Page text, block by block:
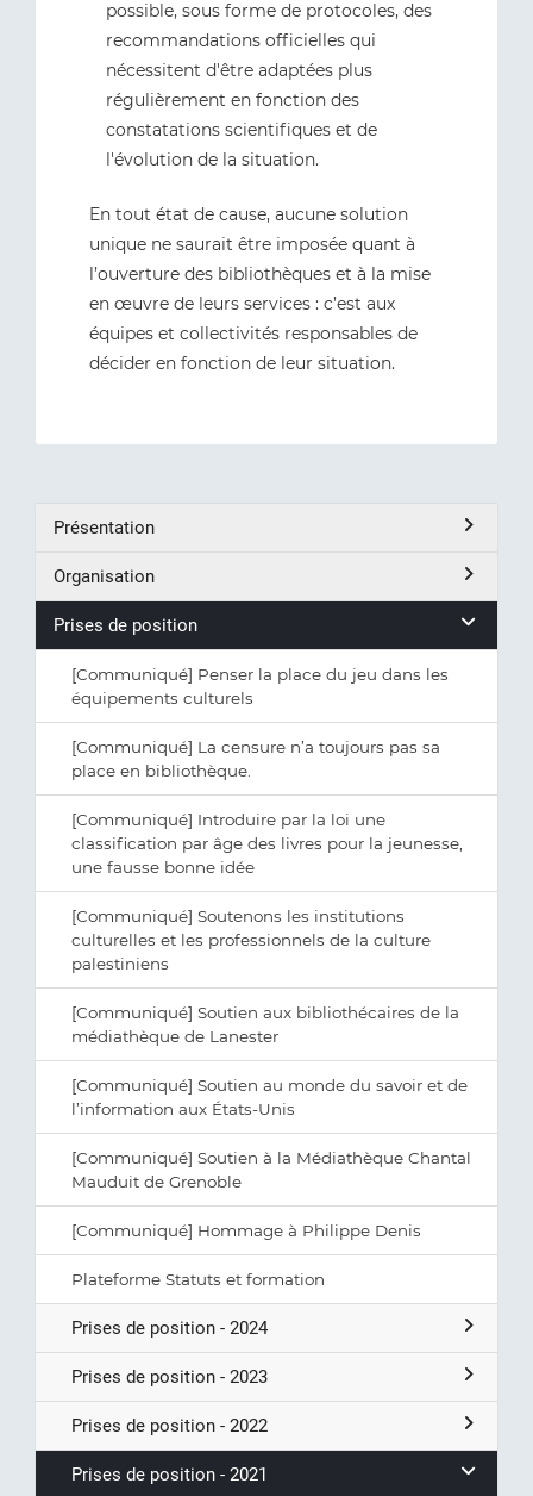
possible, sous forme de protocoles, des
recommandations officielles qui
nécessitent d'être adaptées plus
régulièrement en fonction des
constatations scientifiques et de
l'évolution de la situation.
En tout état de cause, aucune solution
unique ne saurait être imposée quant à
l’ouverture des bibliothèques et à la mise
en œuvre de leurs services : c’est aux
équipes et collectivités responsables de
décider en fonction de leur situation.
Présentation
Organisation
Prises de position
[Communiqué] Penser la place du jeu dans les
équipements culturels
[Communiqué] La censure n’a toujours pas sa
place en bibliothèque.
[Communiqué] Introduire par la loi une
classification par âge des livres pour la jeunesse,
une fausse bonne idée
[Communiqué] Soutenons les institutions
culturelles et les professionnels de la culture
palestiniens
[Communiqué] Soutien aux bibliothécaires de la
médiathèque de Lanester
[Communiqué] Soutien au monde du savoir et de
l’information aux États-Unis
[Communiqué] Soutien à la Médiathèque Chantal
Mauduit de Grenoble
[Communiqué] Hommage à Philippe Denis
Plateforme Statuts et formation
Prises de position - 2024
Prises de position - 2023
Prises de position - 2022
Prises de position - 2021